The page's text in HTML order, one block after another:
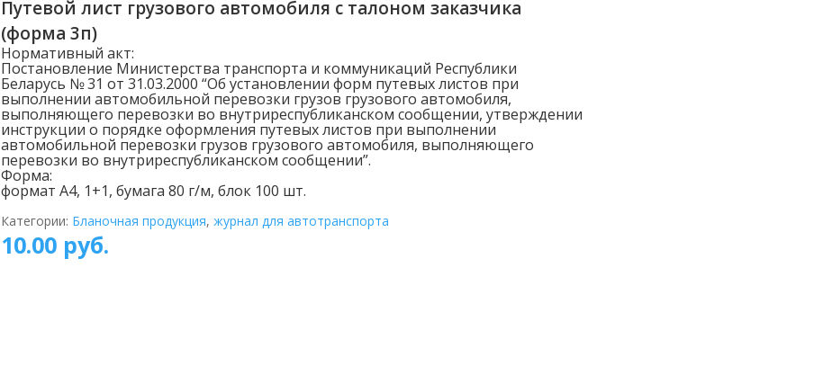
Путевой лист грузового автомобиля с талоном заказчика
(форма 3п)
Нормативный акт:
Постановление Министерства транспорта и коммуникаций Республики
Беларусь № 31 от 31.03.2000 “Об установлении форм путевых листов при
выполнении автомобильной перевозки грузов грузового автомобиля,
выполняющего перевозки во внутриреспубликанском сообщении, утверждении
инструкции о порядке оформления путевых листов при выполнении
автомобильной перевозки грузов грузового автомобиля, выполняющего
перевозки во внутриреспубликанском сообщении”.
Форма:
формат А4, 1+1, бумага 80 г/м, блок 100 шт.
Категории: Бланочная продукция, журнал для автотранспорта
10.00руб.